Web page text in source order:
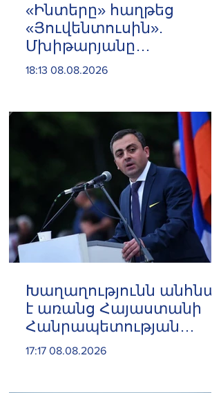
«Ինտերը» հաղթեց
«Յուվենտուսին».
Մխիթարյանը
մասնակցեց
18:13 08.08.2026
Խաղաղությունն անհնար
է առանց Հայաստանի
Հանրապետության
ինքնիշխան տարածքից
17:17 08.08.2026